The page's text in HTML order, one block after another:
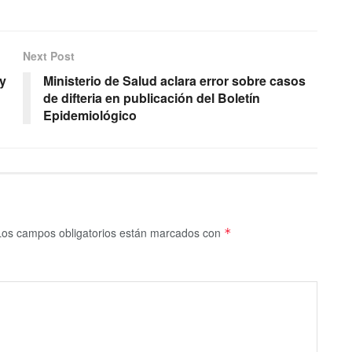
Next Post
Ministerio de Salud aclara error sobre casos
de difteria en publicación del Boletín
Epidemiológico
campos obligatorios están marcados con *